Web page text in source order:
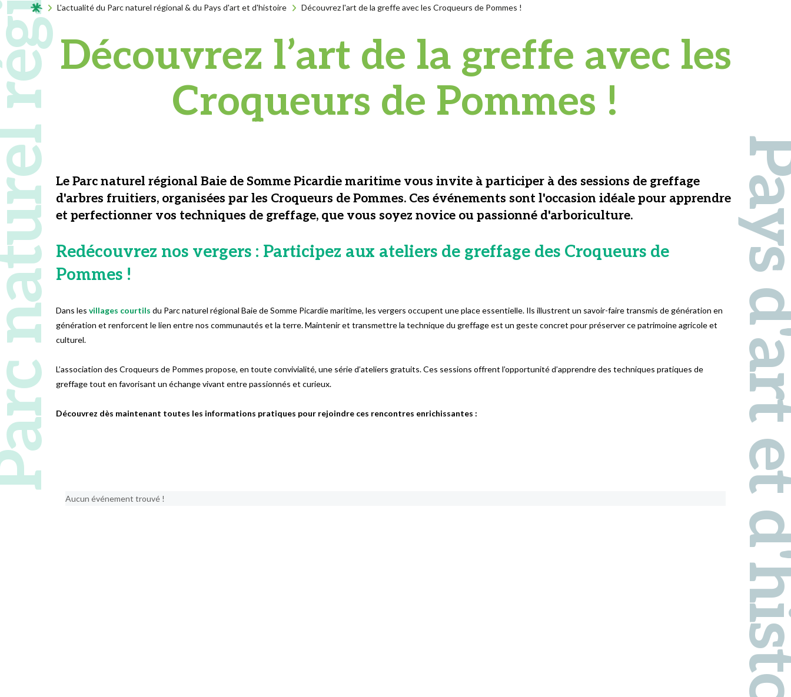
Acceuil L'actualité du Parc naturel régional & du Pays d'art et d'histoire Découvrez l'art de la greffe avec les Croqueurs de Pommes !
Découvrez l’art de la greffe avec les
Croqueurs de Pommes !
Le Parc naturel régional Baie de Somme Picardie maritime vous invite à participer à des sessions de greffage
d'arbres fruitiers, organisées par les Croqueurs de Pommes. Ces événements sont l'occasion idéale pour apprendre
et perfectionner vos techniques de greffage, que vous soyez novice ou passionné d'arboriculture.
Redécouvrez nos vergers : Participez aux ateliers de greffage des Croqueurs de
Pommes !
Dans lesvillages courtils du Parc naturel régional Baie de Somme Picardie maritime, les vergers occupent une place essentielle. Ils illustrent un savoir-faire transmis de génération en
génération et renforcent le lien entre nos communautés et la terre. Maintenir et transmettre la technique du greffage est un geste concret pour préserver ce patrimoine agricole et
culturel.
L’association des Croqueurs de Pommes propose, en toute convivialité, une série d’ateliers gratuits. Ces sessions offrent l’opportunité d’apprendre des techniques pratiques de
greffage tout en favorisant un échange vivant entre passionnés et curieux.
Découvrez dès maintenant toutes les informations pratiques pour rejoindre ces rencontres enrichissantes :
Aucun événement trouvé ! Pays